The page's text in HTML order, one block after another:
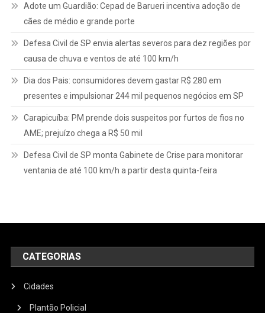
Outubro
Rosa
Adote um Guardião: Cepad de Barueri incentiva adoção de
cães de médio e grande porte
Defesa Civil de SP envia alertas severos para dez regiões por
causa de chuva e ventos de até 100 km/h
Dia dos Pais: consumidores devem gastar R$ 280 em
presentes e impulsionar 244 mil pequenos negócios em SP
Carapicuíba: PM prende dois suspeitos por furtos de fios no
AME; prejuízo chega a R$ 50 mil
Defesa Civil de SP monta Gabinete de Crise para monitorar
ventania de até 100 km/h a partir desta quinta-feira
CATEGORIAS
Cidades
Plantão Policial